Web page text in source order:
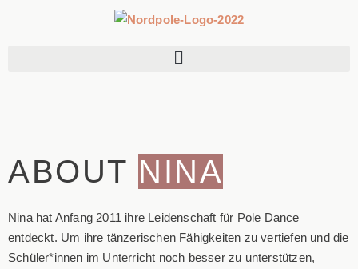
ABOUT NINA
Nina hat Anfang 2011 ihre Leidenschaft für Pole Dance
entdeckt. Um ihre tänzerischen Fähigkeiten zu vertiefen und die
Schüler*innen im Unterricht noch besser zu unterstützen,